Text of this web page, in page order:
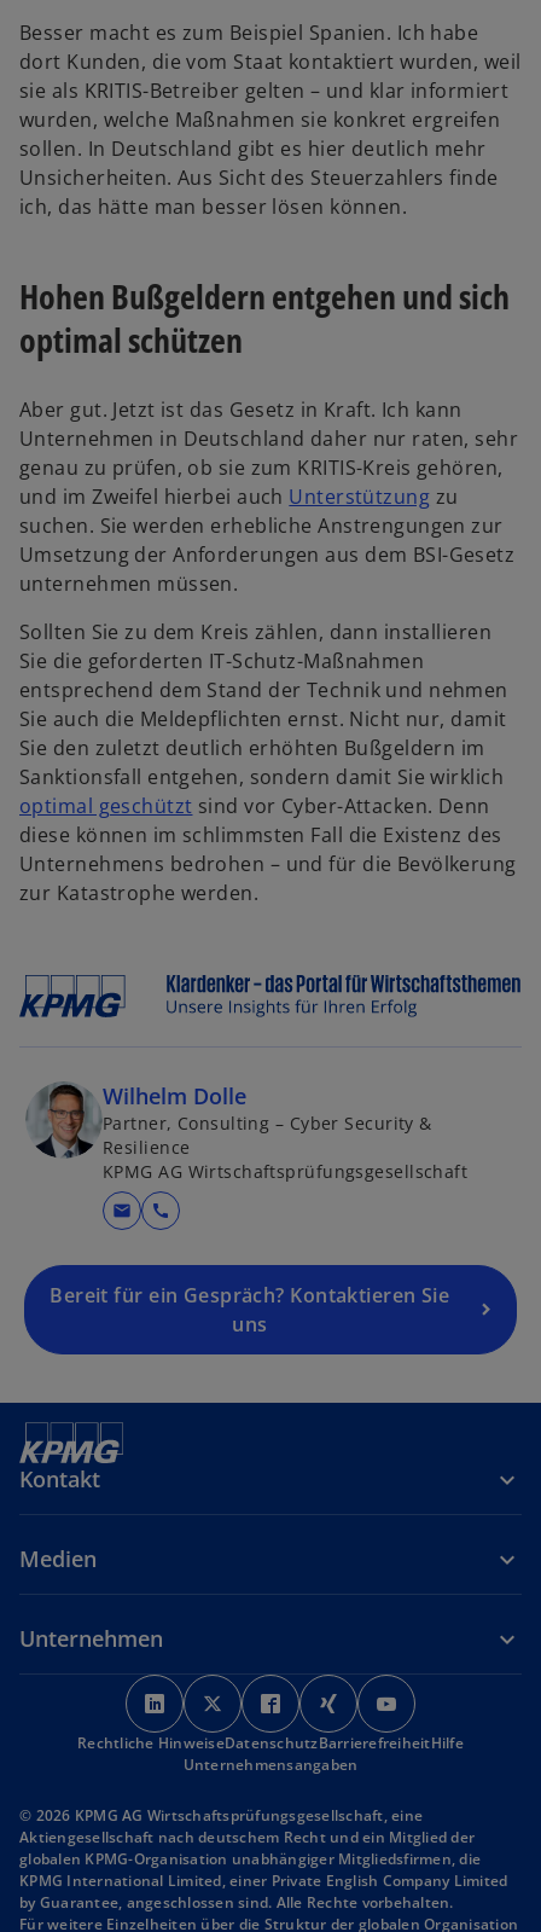
Besser macht es zum Beispiel Spanien. Ich habe
dort Kunden, die vom Staat kontaktiert wurden, weil
sie als KRITIS-Betreiber gelten – und klar informiert
wurden, welche Maßnahmen sie konkret ergreifen
sollen. In Deutschland gibt es hier deutlich mehr
Unsicherheiten. Aus Sicht des Steuerzahlers finde
ich, das hätte man besser lösen können.
Hohen Bußgeldern entgehen und sich
optimal schützen
Aber gut. Jetzt ist das Gesetz in Kraft. Ich kann
Unternehmen in Deutschland daher nur raten, sehr
genau zu prüfen, ob sie zum KRITIS-Kreis gehören,
und im Zweifel hierbei auch Unterstützungw
i
r
n
i
n
e
r
n
e
u
e
e
r
e
e
zu
suchen. Sie werden erhebliche Anstrengungen zur
Umsetzung der Anforderungen aus dem BSI-Gesetz
unternehmen müssen.
Sollten Sie zu dem Kreis zählen, dann installieren
Sie die geforderten IT-Schutz-Maßnahmen
entsprechend dem Stand der Technik und nehmen
Sie auch die Meldepflichten ernst. Nicht nur, damit
Sie den zuletzt deutlich erhöhten Bußgeldern im
Sanktionsfall entgehen, sondern damit Sie wirklich
optimal geschütztw
i
r
d
e
i
r
n
u
R
e
i
t
e
f
f
e
t
sind vor Cyber-Attacken. Denn
diese können im schlimmsten Fall die Existenz des
Unternehmens bedrohen – und für die Bevölkerung
zur Katastrophe werden.
Wilhelm Dolle
Partner, Consulting – Cyber Security &
Resilience
KPMG AG Wirtschaftsprüfungsgesellschaft
mail call
Bereit für ein Gespräch? Kontaktieren Sie
uns
Kontakt
Medien
Unternehmen
w
i
r
d
n
e
i
n
w
i
r
d
n
e
i
n
w
i
r
d
n
e
i
n
w
i
r
i
n
e
i
n
i
r
n
e
i
n
Rechtliche HinweiseDatenschutzBarrierefreiheitHilfe
Unternehmensangaben
© 2026 KPMG AG Wirtschaftsprüfungsgesellschaft, eine
Aktiengesellschaft nach deutschem Recht und ein Mitglied der
globalen KPMG-Organisation unabhängiger Mitgliedsfirmen, die
KPMG International Limited, einer Private English Company Limited
by Guarantee, angeschlossen sind. Alle Rechte vorbehalten.
Für weitere Einzelheiten über die Struktur der globalen Organisation